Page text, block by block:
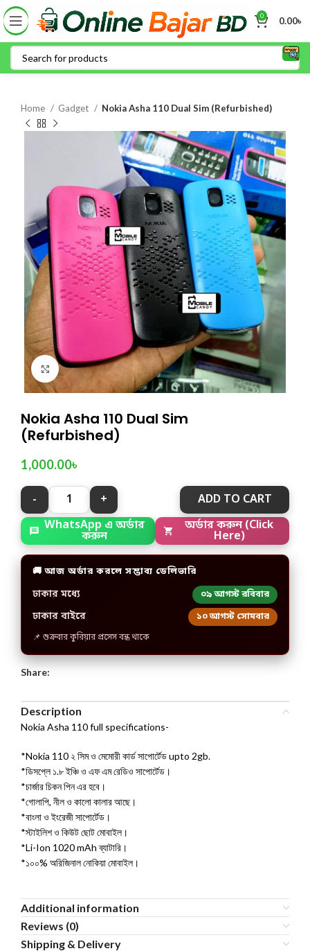
0 0.00৳
Home Gadget Nokia Asha 110 Dual Sim (Refurbished)
Click to enlarge
Nokia Asha 110 Dual Sim
(Refurbished)
1,000.00৳
ADD TO CART
WhatsApp এ অর্ডার
করুন
অর্ডার করুন (Click
Here)
🚚 আজ অর্ডার করলে সম্ভাব্য ডেলিভারি
ঢাকার মধ্যে ০৯ আগস্ট রবিবার
ঢাকার বাইরে ১০ আগস্ট সোমবার
📌 শুক্রবার কুরিয়ার প্রসেস বন্ধ থাকে
Share:
Description
Nokia Asha 110 full specifications-
*Nokia 110 ২ সিম ও মেমোরী কার্ড সাপোর্টেড upto 2gb.
*ডিসপ্লে ১.৮ ইঞ্চি ও এফ এম রেডিও সাপোর্টেড।
*চার্জার চিকন পিন এর হবে।
*গোলাপি, নীল ও কালো কালার আছে।
*বাংলা ও ইংরেজী সাপোর্টেড।
*স্টাইলিশ ও কিউট ছোট মোবাইল।
*Li-Ion 1020 mAh ব্যাটারি।
*১০০% অরিজিনাল নোকিয়া মোবাইল।
Additional information
Reviews (0)
Shipping & Delivery